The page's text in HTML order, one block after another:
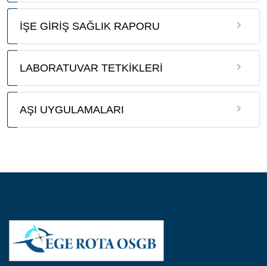
İŞE GİRİŞ SAĞLIK RAPORU
LABORATUVAR TETKİKLERİ
AŞI UYGULAMALARI